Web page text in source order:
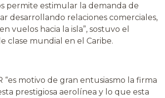
permite estimular la demanda de
desarrollando relaciones comerciales,
vuelos hacia la isla”, sostuvo el
clase mundial en el Caribe.
motivo de gran entusiasmo la firma
prestigiosa aerolínea y lo que esta